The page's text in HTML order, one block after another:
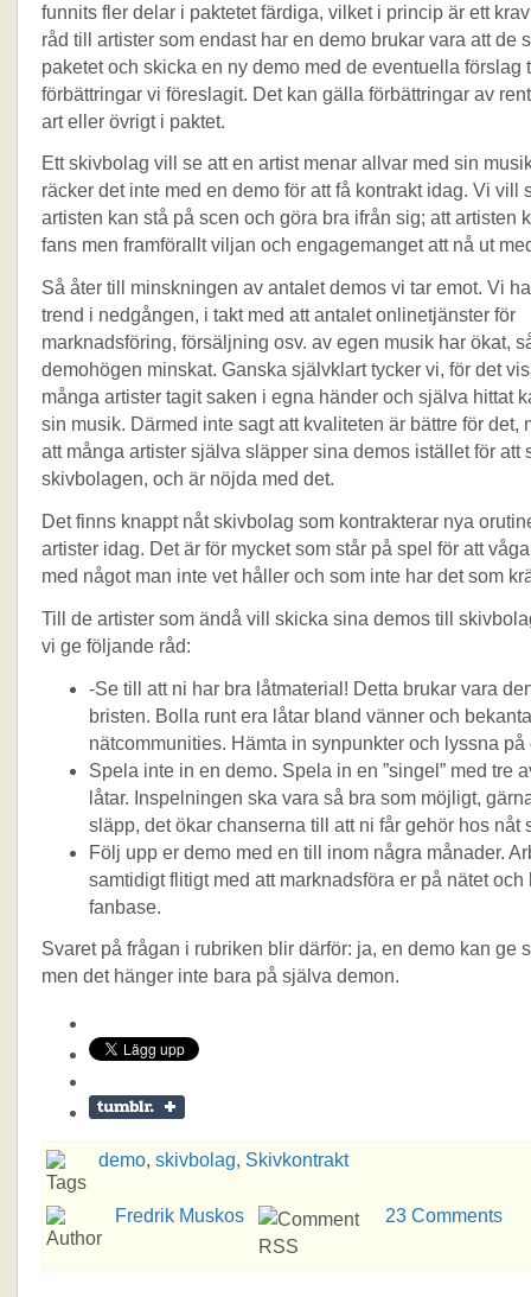
funnits fler delar i paktetet färdiga, vilket i princip är ett
råd till artister som endast har en demo brukar vara att de
paketet och skicka en ny demo med de eventuella förslag
förbättringar vi föreslagit. Det kan gälla förbättringar av
art eller övrigt i paktet.
Ett skivbolag vill se att en artist menar allvar med sin
räcker det inte med en demo för att få kontrakt idag. Vi vill
artisten kan stå på scen och göra bra ifrån sig; att artisten
fans men framförallt viljan och engagemanget att nå ut
Så åter till minskningen av antalet demos vi tar emot. Vi
trend i nedgången, i takt med att antalet onlinetjänster för
marknadsföring, försäljning osv. av egen musik har ökat,
demohögen minskat. Ganska självklart tycker vi, för det
många artister tagit saken i egna händer och själva hittat
sin musik. Därmed inte sagt att kvaliteten är bättre för det,
att många artister själva släpper sina demos istället för att
skivbolagen, och är nöjda med det.
Det finns knappt nåt skivbolag som kontrakterar nya
artister idag. Det är för mycket som står på spel för att
med något man inte vet håller och som inte har det som
Till de artister som ändå vill skicka sina demos till
vi ge följande råd:
-Se till att ni har bra låtmaterial! Detta brukar vara
bristen. Bolla runt era låtar bland vänner och
nätcommunities. Hämta in synpunkter och lyssna på
Spela inte in en demo. Spela in en ”singel” med tre
låtar. Inspelningen ska vara så bra som möjligt,
släpp, det ökar chanserna till att ni får gehör hos nåt
Följ upp er demo med en till inom några månader.
samtidigt flitigt med att marknadsföra er på nätet och
fanbase.
Svaret på frågan i rubriken blir därför: ja, en demo kan ge
men det hänger inte bara på själva demon.
demo, skivbolag, Skivkontrakt
Fredrik Muskos 23 Comments